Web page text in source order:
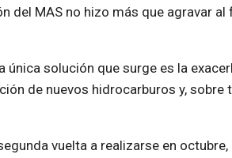
del MAS no hizo más que agravar al
solución que surge es la
de nuevos hidrocarburos y, sobre
vuelta a realizarse en octubre,